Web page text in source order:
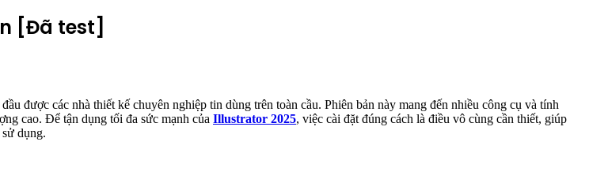
[Đã test]
được các nhà thiết kế chuyên nghiệp tin dùng trên toàn cầu. Phiên bản này mang đến nhiều công cụ và tính
cao. Để tận dụng tối đa sức mạnh của Illustrator 2025, việc cài đặt đúng cách là điều vô cùng cần thiết, giúp
dụng.